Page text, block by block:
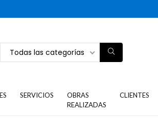
Todas las categorías
SERVICIOS
OBRAS
REALIZADAS
CLIENTES